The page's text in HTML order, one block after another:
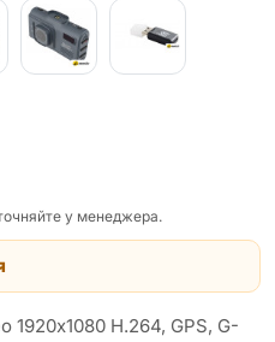
у менеджера.
1920x1080 H.264, GPS, G-